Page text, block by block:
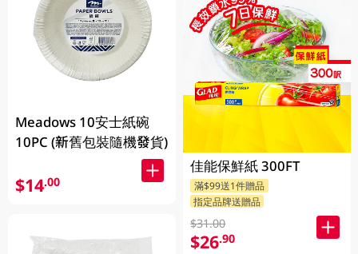
Meadows 10安士紙碗
10PC (新舊包裝隨機發貨)
$14.00
佳能保鮮紙 300FT
滿$99送1件贈品
指定品牌送贈品
$31.00
$26.90